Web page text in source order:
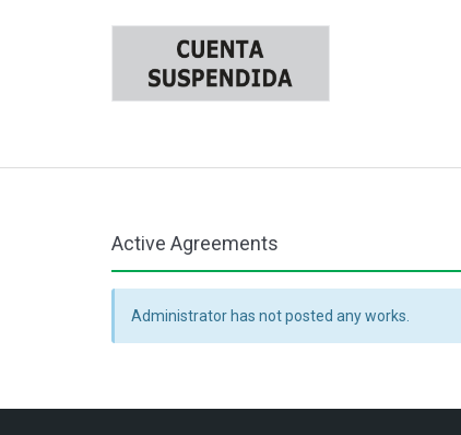
Active Agreements
Administrator has not posted any works.